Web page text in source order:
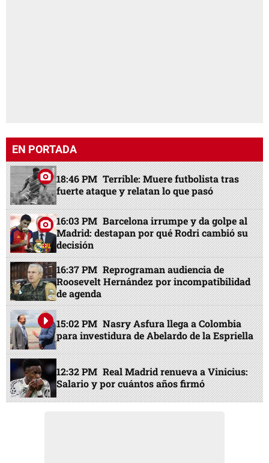
EN PORTADA
18:46 PM Terrible: Muere futbolista tras
fuerte ataque y relatan lo que pasó
16:03 PM Barcelona irrumpe y da golpe al
Madrid: destapan por qué Rodri cambió su
decisión
16:37 PM Reprograman audiencia de
Roosevelt Hernández por incompatibilidad
de agenda
15:02 PM Nasry Asfura llega a Colombia
para investidura de Abelardo de la Espriella
12:32 PM Real Madrid renueva a Vinicius:
Salario y por cuántos años firmó